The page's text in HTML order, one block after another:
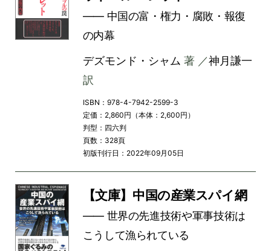
―― 中国の富・権力・腐敗・報復
の内幕
デズモンド・シャム 著 ／神月謙一
訳
ISBN：978-4-7942-2599-3
定価：2,860円（本体：2,600円）
判型：四六判
頁数：328頁
初版刊行日：2022年09月05日
【文庫】中国の産業スパイ網
―― 世界の先進技術や軍事技術は
こうして漁られている